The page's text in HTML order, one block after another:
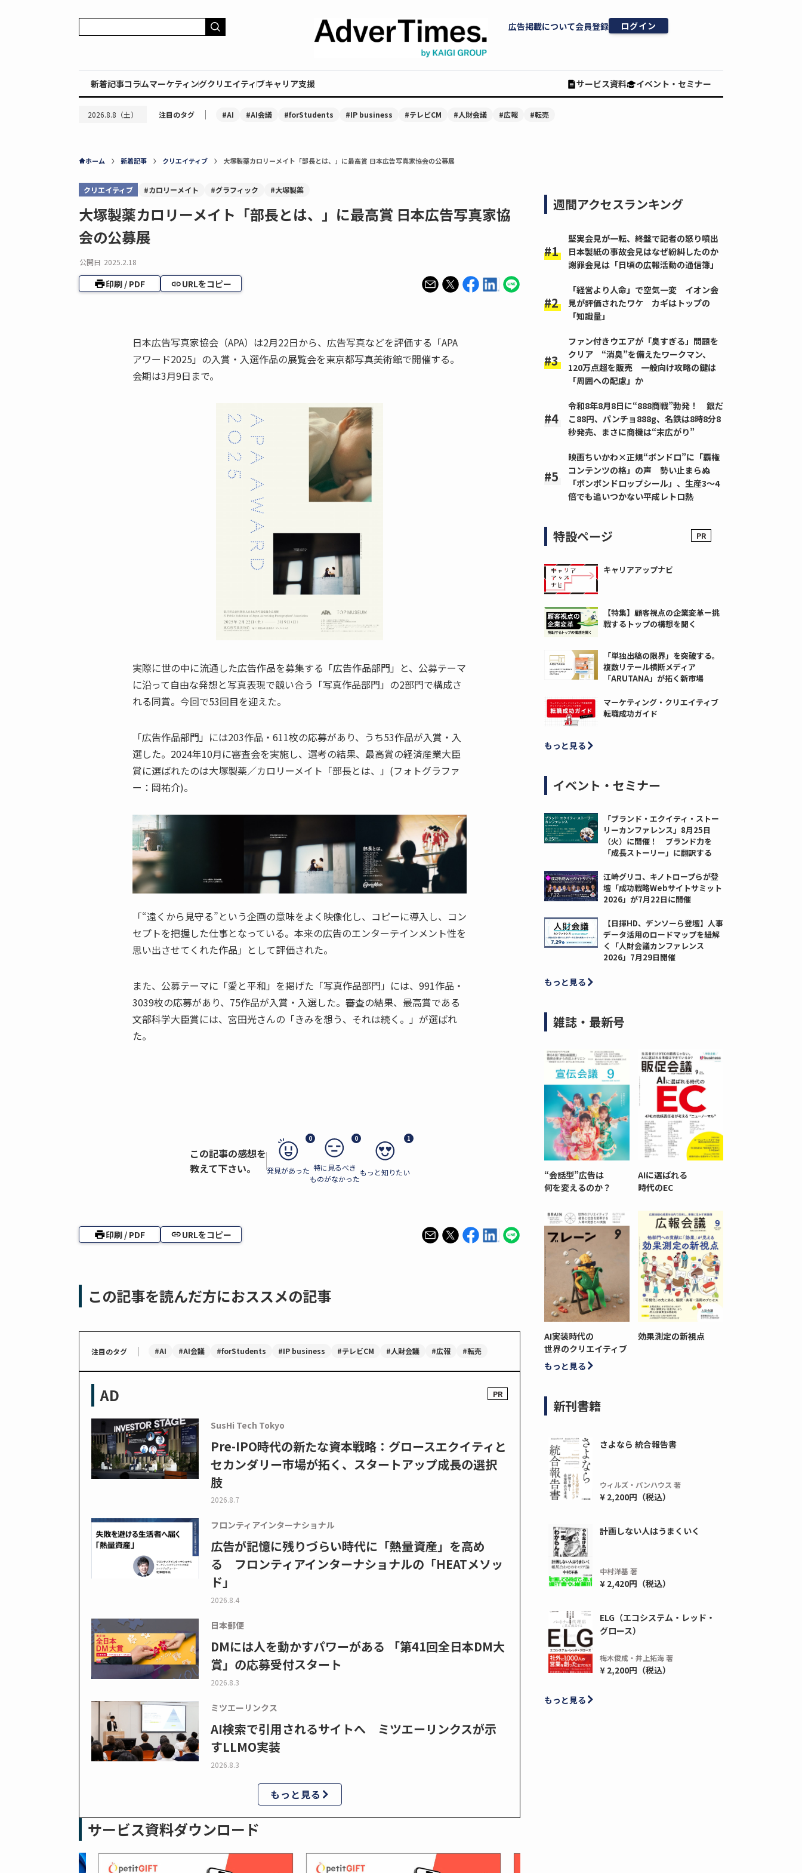
広告掲載について会員登録 ログイン
新着記事コラムマーケティングクリエイティブキャリア支援 サービス資料 イベント・セミナー
2026.8.8（土） 注目のタグ ｜ #AI #AI会議 #forStudents #IP business #テレビCM #人財会議 #広報 #転売
ホーム 新着記事 クリエイティブ 大塚製薬カロリーメイト「部長とは、」に最高賞 日本広告写真家協会の公募展
クリエイティブ #カロリーメイト #グラフィック #大塚製薬
大塚製薬カロリーメイト「部長とは、」に最高賞 日本広告写真家協
会の公募展
公開日 2025.2.18
印刷 / PDF URLをコピー
日本広告写真家協会（APA）は2月22日から、広告写真などを評価する「APA
アワード2025」の入賞・入選作品の展覧会を東京都写真美術館で開催する。
会期は3月9日まで。
実際に世の中に流通した広告作品を募集する「広告作品部門」と、公募テーマ
に沿って自由な発想と写真表現で競い合う「写真作品部門」の2部門で構成さ
れる同賞。今回で53回目を迎えた。
「広告作品部門」には203作品・611枚の応募があり、うち53作品が入賞・入
選した。2024年10月に審査会を実施し、選考の結果、最高賞の経済産業大臣
賞に選ばれたのは大塚製薬／カロリーメイト「部長とは、」(フォトグラファ
ー：岡祐介)。
「“遠くから見守る”という企画の意味をよく映像化し、コピーに導入し、コン
セプトを把握した仕事となっている。本来の広告のエンターテインメント性を
思い出させてくれた作品」として評価された。
また、公募テーマに「愛と平和」を掲げた「写真作品部門」には、991作品・
3039枚の応募があり、75作品が入賞・入選した。審査の結果、最高賞である
文部科学大臣賞には、宮田光さんの「きみを想う、それは続く。」が選ばれ
た。
この記事の感想を
教えて下さい。
0
発見があった
0
特に見るべき
ものがなかった
1
もっと知りたい
印刷 / PDF URLをコピー
この記事を読んだ方におススメの記事
注目のタグ ｜ #AI #AI会議 #forStudents #IP business #テレビCM #人財会議 #広報 #転売
AD
SusHi Tech Tokyo
Pre-IPO時代の新たな資本戦略：グロースエクイティと
セカンダリー市場が拓く、スタートアップ成長の選択
肢
2026.8.7
フロンティアインターナショナル
広告が記憶に残りづらい時代に「熱量資産」を高め
る フロンティアインターナショナルの「HEATメソッ
ド」
2026.8.4
日本郵便
DMには人を動かすパワーがある 「第41回全日本DM大
賞」の応募受付スタート
2026.8.3
ミツエーリンクス
AI検索で引用されるサイトへ ミツエーリンクスが示
すLLMO実装
2026.8.3
もっと見る
サービス資料ダウンロード
週間アクセスランキング
堅実会見が一転、終盤で記者の怒り噴出
日本製紙の事故会見はなぜ紛糾したのか
謝罪会見は「日頃の広報活動の通信簿」
「経営より人命」で空気一変 イオン会
見が評価されたワケ カギはトップの
「知識量」
ファン付きウエアが「臭すぎる」問題を
クリア “消臭”を備えたワークマン、
120万点超を販売 一般向け攻略の鍵は
「周囲への配慮」か
令和8年8月8日に“888商戦”勃発！ 銀だ
こ88円、パンチョ888g、名鉄は8時8分8
秒発売、まさに商機は“末広がり”
映画ちいかわ×正規“ボンドロ”に「覇権
コンテンツの格」の声 勢い止まらぬ
「ボンボンドロップシール」、生産3～4
倍でも追いつかない平成レトロ熱
特設ページ
キャリアアップナビ
【特集】顧客視点の企業変革ー挑
戦するトップの構想を聞く
「単独出稿の限界」を突破する。
複数リテール横断メディア
「ARUTANA」が拓く新市場
マーケティング・クリエイティブ
転職成功ガイド
もっと見る
イベント・セミナー
「ブランド・エクイティ・ストー
リーカンファレンス」8月25日
（火）に開催！ ブランド力を
「成長ストーリー」に翻訳する
江崎グリコ、キノトロープらが登
壇「成功戦略Webサイトサミット
2026」が7月22日に開催
【日揮HD、デンソーら登壇】人事
データ活用のロードマップを紐解
く「人財会議カンファレンス
2026」7月29日開催
もっと見る
雑誌・最新号
“会話型”広告は
何を変えるのか？
AIに選ばれる
時代のEC
AI実装時代の
世界のクリエイティブ
効果測定の新視点
もっと見る
新刊書籍
さよなら 統合報告書
ウィルズ・パンハウス 著
¥ 2,200円（税込）
計画しない人はうまくいく
中村洋基 著
¥ 2,420円（税込）
ELG（エコシステム・レッド・
グロース）
梅木俊成・井上拓海 著
¥ 2,200円（税込）
もっと見る